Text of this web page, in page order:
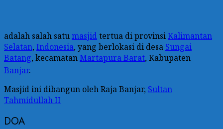
adalah salah satumasjidtertua di provinsiKalimantan
Selatan, Indonesia, yang berlokasi di desa Sungai
Batang, kecamatanMartapura Barat, Kabupaten
Banjar.
Masjid ini dibangun oleh Raja Banjar, Sultan
Tahmidullah II
DOA